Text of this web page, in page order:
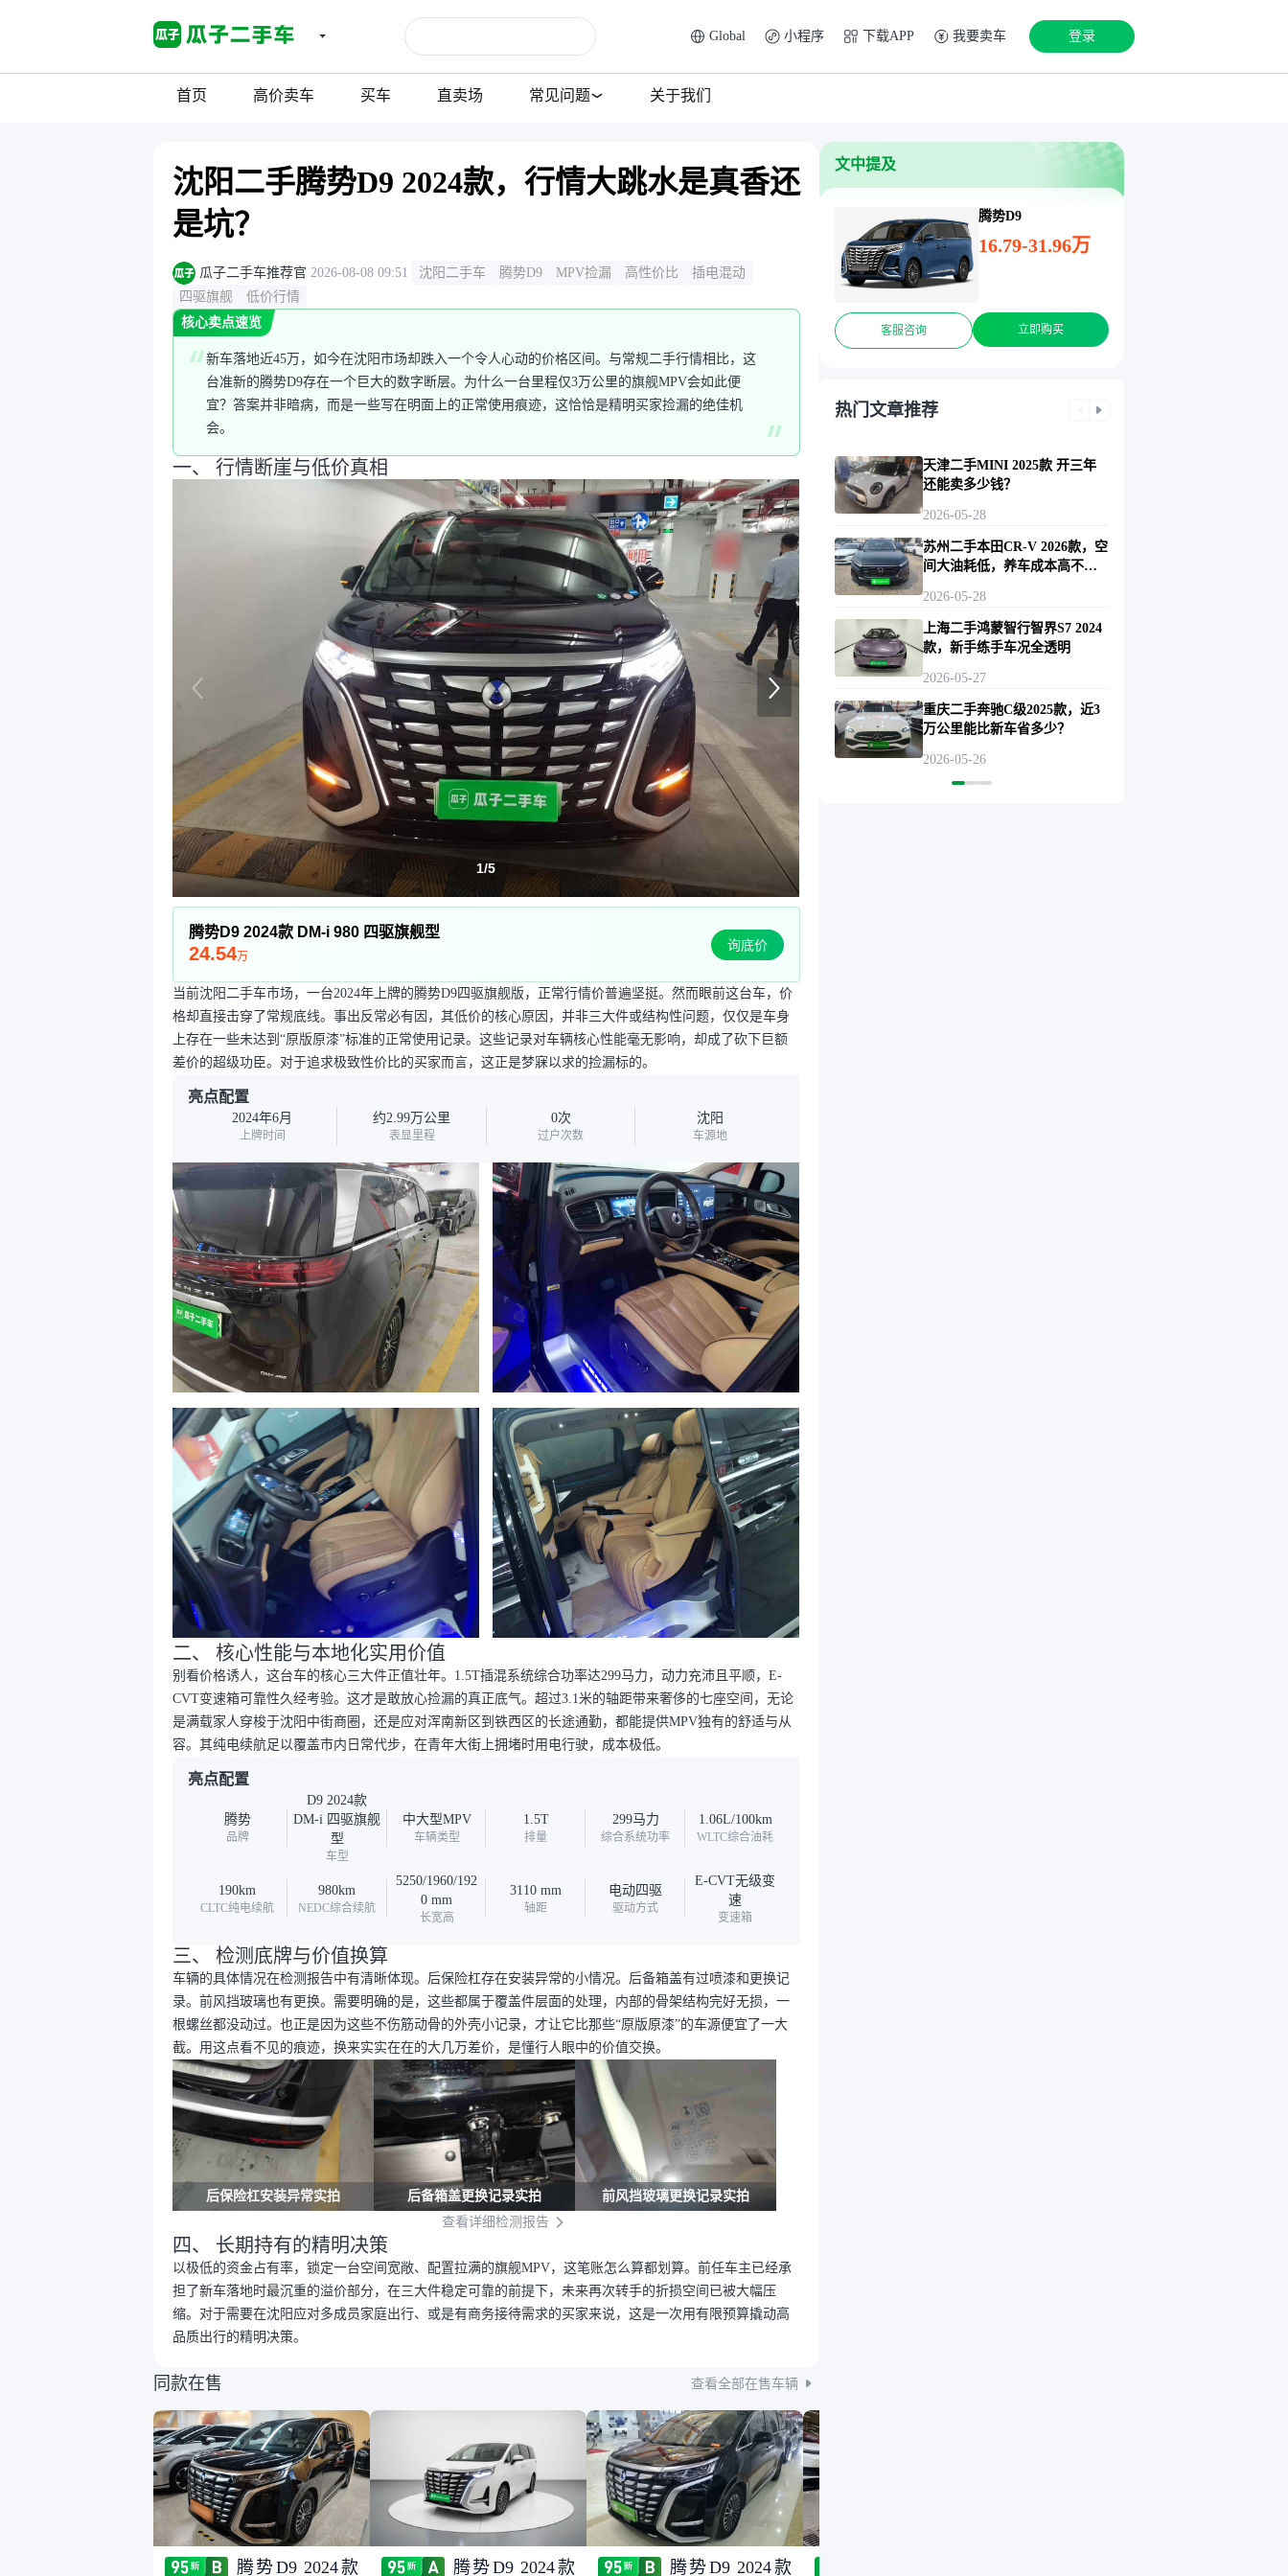
Global 小程序 下载APP 我要卖车 登录
首页 高价卖车 买车 直卖场 常见问题 关于我们
沈阳二手腾势D9 2024款，行情大跳水是真香还
是坑？
瓜子二手车推荐官 2026-08-08 09:51 沈阳二手车 腾势D9 MPV捡漏 高性价比
插电混动
四驱旗舰
低价行情
核心卖点速览
新车落地近45万，如今在沈阳市场却跌入一个令人心动的价格区间。与常规二手行情相比，这
台准新的腾势D9存在一个巨大的数字断层。为什么一台里程仅3万公里的旗舰MPV会如此便
宜？答案并非暗病，而是一些写在明面上的正常使用痕迹，这恰恰是精明买家捡漏的绝佳机
会。
一、 行情断崖与低价真相
1/5
腾势D9 2024款 DM-i 980 四驱旗舰型
24.54万
询底价
当前沈阳二手车市场，一台2024年上牌的腾势D9四驱旗舰版，正常行情价普遍坚挺。然而眼前这台车，价
格却直接击穿了常规底线。事出反常必有因，其低价的核心原因，并非三大件或结构性问题，仅仅是车身
上存在一些未达到“原版原漆”标准的正常使用记录。这些记录对车辆核心性能毫无影响，却成了砍下巨额
差价的超级功臣。对于追求极致性价比的买家而言，这正是梦寐以求的捡漏标的。
亮点配置
2024年6月
上牌时间
约2.99万公里
表显里程
0次
过户次数
沈阳
车源地
二、 核心性能与本地化实用价值
别看价格诱人，这台车的核心三大件正值壮年。1.5T插混系统综合功率达299马力，动力充沛且平顺，E-
CVT变速箱可靠性久经考验。这才是敢放心捡漏的真正底气。超过3.1米的轴距带来奢侈的七座空间，无论
是满载家人穿梭于沈阳中街商圈，还是应对浑南新区到铁西区的长途通勤，都能提供MPV独有的舒适与从
容。其纯电续航足以覆盖市内日常代步，在青年大街上拥堵时用电行驶，成本极低。
亮点配置
腾势
品牌
D9 2024款
DM-i 四驱旗舰
型
车型
中大型MPV
车辆类型
1.5T
排量
299马力
综合系统功率
1.06L/100km
WLTC综合油耗
190km
CLTC纯电续航
980km
NEDC综合续航
5250/1960/192
0 mm
长宽高
3110 mm
轴距
电动四驱
驱动方式
E-CVT无级变
速
变速箱
三、 检测底牌与价值换算
车辆的具体情况在检测报告中有清晰体现。后保险杠存在安装异常的小情况。后备箱盖有过喷漆和更换记
录。前风挡玻璃也有更换。需要明确的是，这些都属于覆盖件层面的处理，内部的骨架结构完好无损，一
根螺丝都没动过。也正是因为这些不伤筋动骨的外壳小记录，才让它比那些“原版原漆”的车源便宜了一大
截。用这点看不见的痕迹，换来实实在在的大几万差价，是懂行人眼中的价值交换。
后保险杠安装异常实拍 后备箱盖更换记录实拍
前风挡玻璃更换记录实拍
查看详细检测报告
四、 长期持有的精明决策
以极低的资金占有率，锁定一台空间宽敞、配置拉满的旗舰MPV，这笔账怎么算都划算。前任车主已经承
担了新车落地时最沉重的溢价部分，在三大件稳定可靠的前提下，未来再次转手的折损空间已被大幅压
缩。对于需要在沈阳应对多成员家庭出行、或是有商务接待需求的买家来说，这是一次用有限预算撬动高
品质出行的精明决策。
同款在售 查看全部在售车辆
腾势D9 2024款
腾势D9 2024款
腾势D9 2024款
文中提及
腾势D9
16.79-31.96万
客服咨询 立即购买
热门文章推荐
天津二手MINI 2025款 开三年
还能卖多少钱？
2026-05-28
苏州二手本田CR-V 2026款，空
间大油耗低，养车成本高不
2026-05-28
上海二手鸿蒙智行智界S7 2024
款，新手练手车况全透明
2026-05-27
重庆二手奔驰C级2025款，近3
万公里能比新车省多少？
2026-05-26